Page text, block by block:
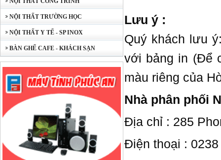
NỘI THẤT TRƯỜNG HỌC
NỘI THẤT Y TẾ - SP INOX
BÀN GHẾ CAFE - KHÁCH SẠN
Lưu ý :
Quý khách lưu
với bảng in (Để
màu riêng của
Nhà phân phối
Địa chỉ : 285
Điện thoại :